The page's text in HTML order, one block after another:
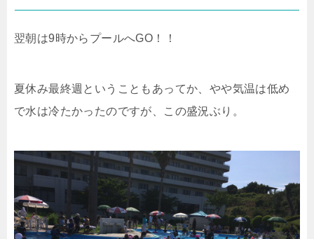
翌朝は9時からプールへGO！！
夏休み最終週ということもあってか、やや気温は低め
で水は冷たかったのですが、この盛況ぶり。